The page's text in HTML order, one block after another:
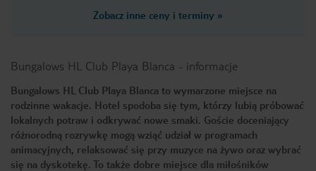
Zobacz inne ceny i terminy »
Bungalows HL Club Playa Blanca - informacje
Bungalows HL Club Playa Blanca to wymarzone miejsce na
rodzinne wakacje. Hotel spodoba się tym, którzy lubią próbować
lokalnych potraw i odkrywać nowe smaki. Goście doceniający
różnorodną rozrywkę mogą wziąć udział w programach
animacyjnych, relaksować się przy muzyce na żywo oraz wybrać
się na dyskotekę. To także dobre miejsce dla miłośników